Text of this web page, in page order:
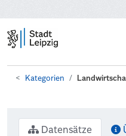
Kategorien
Datensätze